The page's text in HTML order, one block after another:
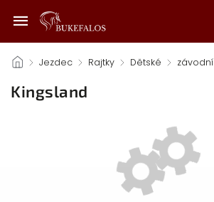
/ Jezdec / Rajtky / Dětské / závodní
Kingsland